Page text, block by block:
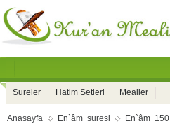
Sureler Hatim Setleri Mealler
Anasayfa En`âm suresi En`âm 150